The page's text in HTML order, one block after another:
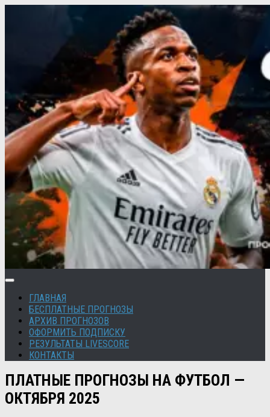
ГЛАВНАЯ
БЕСПЛАТНЫЕ ПРОГНОЗЫ
АРХИВ ПРОГНОЗОВ
ОФОРМИТЬ ПОДПИСКУ
РЕЗУЛЬТАТЫ LIVESCORE
КОНТАКТЫ
ПЛАТНЫЕ ПРОГНОЗЫ НА ФУТБОЛ —
ОКТЯБРЯ 2025